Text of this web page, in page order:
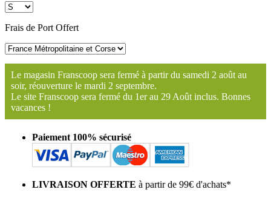
Frais de Port Offert
Le magasin Franscoop sera fermé à partir du samedi 2 août au
soir, réouverture le mardi 2 septembre.
Le site Franscoop sera fermé du 1er au 29 Août inclus. Bonnes
vacances !
Paiement 100% sécurisé
LIVRAISON OFFERTE à partir de 99€ d'achats*